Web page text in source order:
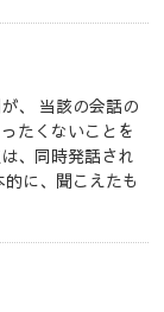
、 当該の会話の
たくないことを
、同時発話され
に、聞こえたも